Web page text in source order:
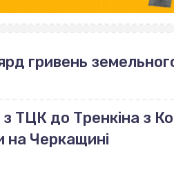
гривень
ТЦК до Тренкіна з
Черкащині